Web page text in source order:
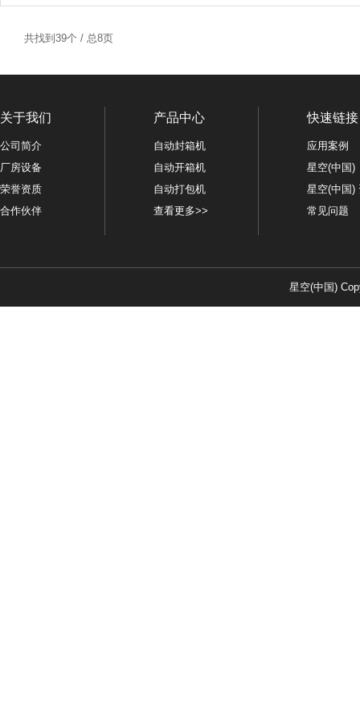
共找到39个 / 总8页
关于我们
公司简介
厂房设备
荣誉资质
合作伙伴
产品中心
自动封箱机
自动开箱机
自动打包机
查看更多>>
快速链接
应用案例
星空(中国)
星空(中国)
常见问题
星空(中国)